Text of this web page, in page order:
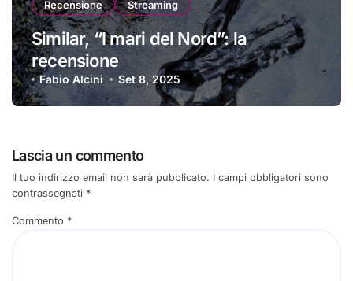
Recensione Streaming
Similar, “I mari del Nord”: la
recensione
Fabio Alcini Set 8, 2025
Lascia un commento
Il tuo indirizzo email non sarà pubblicato. I campi obbligatori sono
contrassegnati *
Commento *